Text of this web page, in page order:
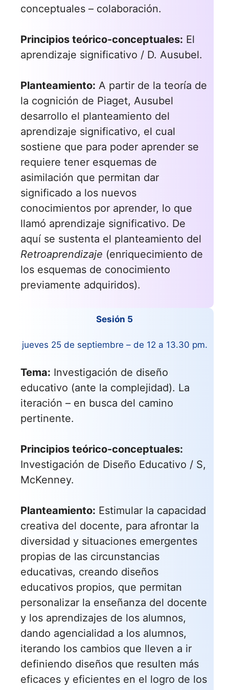
conceptuales – colaboración.
Principios teórico-conceptuales: El
aprendizaje significativo / D. Ausubel.
Planteamiento: A partir de la teoría de
la cognición de Piaget, Ausubel
desarrollo el planteamiento del
aprendizaje significativo, el cual
sostiene que para poder aprender se
requiere tener esquemas de
asimilación que permitan dar
significado a los nuevos
conocimientos por aprender, lo que
llamó aprendizaje significativo. De
aquí se sustenta el planteamiento del
Retroaprendizaje (enriquecimiento de
los esquemas de conocimiento
previamente adquiridos).
Sesión 5
jueves 25 de septiembre – de 12 a 13.30 pm.
Tema: Investigación de diseño
educativo (ante la complejidad). La
iteración – en busca del camino
pertinente.
Principios teórico-conceptuales:
Investigación de Diseño Educativo / S,
McKenney.
Planteamiento: Estimular la capacidad
creativa del docente, para afrontar la
diversidad y situaciones emergentes
propias de las circunstancias
educativas, creando diseños
educativos propios, que permitan
personalizar la enseñanza del docente
y los aprendizajes de los alumnos,
dando agencialidad a los alumnos,
iterando los cambios que lleven a ir
definiendo diseños que resulten más
eficaces y eficientes en el logro de los